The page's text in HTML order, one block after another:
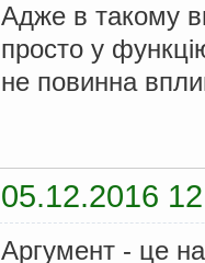
Адже в такому
просто у
не повинна
05.12.2016
Аргумент - це